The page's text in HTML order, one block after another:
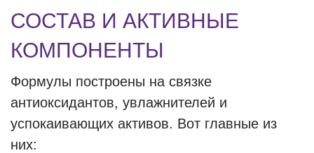
СОСТАВ И АКТИВНЫЕ
КОМПОНЕНТЫ
Формулы построены на связке
антиоксидантов, увлажнителей и
успокаивающих активов. Вот главные из
них: